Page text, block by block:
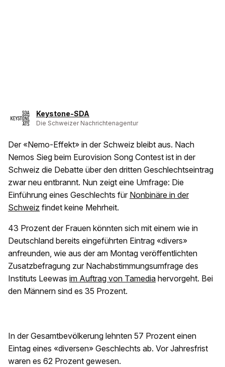
Keystone-SDA
Die Schweizer Nachrichtenagentur
Der «Nemo-Effekt» in der Schweiz bleibt aus. Nach
Nemos Sieg beim Eurovision Song Contest ist in der
Schweiz die Debatte über den dritten Geschlechtseintrag
zwar neu entbrannt. Nun zeigt eine Umfrage: Die
Einführung eines Geschlechts für Nonbinäre in der
Schweiz findet keine Mehrheit.
43 Prozent der Frauen könnten sich mit einem wie in
Deutschland bereits eingeführten Eintrag «divers»
anfreunden, wie aus der am Montag veröffentlichten
Zusatzbefragung zur Nachabstimmungsumfrage des
Instituts Leewas im Auftrag von Tamedia hervorgeht. Bei
den Männern sind es 35 Prozent.
In der Gesamtbevölkerung lehnten 57 Prozent einen
Eintag eines «diversen» Geschlechts ab. Vor Jahresfrist
waren es 62 Prozent gewesen.